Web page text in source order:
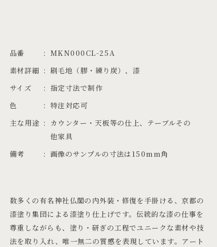
品番
MKN000CL-25A
素材詳細
刷毛地（膠・練り炭）、漆
サイズ
指定寸法で制作
色
特注対応可
主な用途
カウンター・天板等の仕上、テーブルその
他家具
備考
画像のサンプルの寸法は150mm角
数多くの有名神社仏閣の内外装・修復を手掛ける、京都の
漆塗り集団による漆塗り仕上げです。伝統的な漆の仕事を
尊重しながらも、塗り・研ぎの工程でユニークな素材や技
法を取り入れ、唯一無二の質感を表現しています。アート